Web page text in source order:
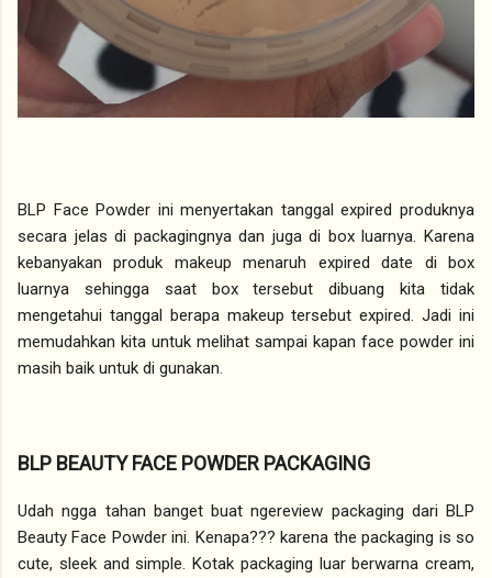
BLP Face Powder ini menyertakan tanggal expired produknya
secara jelas di packagingnya dan juga di box luarnya. Karena
kebanyakan produk makeup menaruh expired date di box
luarnya sehingga saat box tersebut dibuang kita tidak
mengetahui tanggal berapa makeup tersebut expired. Jadi ini
memudahkan kita untuk melihat sampai kapan face powder ini
masih baik untuk di gunakan.
BLP BEAUTY FACE POWDER PACKAGING
Udah ngga tahan banget buat ngereview packaging dari BLP
Beauty Face Powder ini. Kenapa??? karena the packaging is so
cute, sleek and simple. Kotak packaging luar berwarna cream,